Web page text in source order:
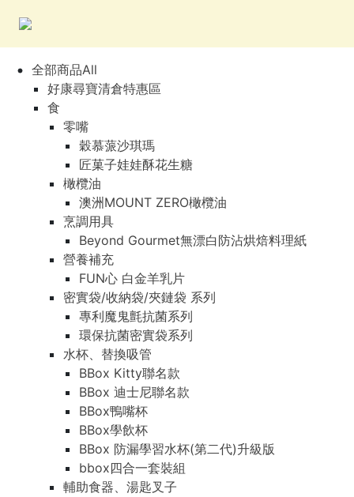
全部商品All
好康尋寶清倉特惠區
食
零嘴
穀慕蒎沙琪瑪
匠菓子娃娃酥花生糖
橄欖油
澳洲MOUNT ZERO橄欖油
烹調用具
Beyond Gourmet無漂白防沾烘焙料理紙
營養補充
FUN心 白金羊乳片
密實袋/收納袋/夾鏈袋 系列
專利魔鬼氈抗菌系列
環保抗菌密實袋系列
水杯、替換吸管
BBox Kitty聯名款
BBox 迪士尼聯名款
BBox鴨嘴杯
BBox學飲杯
BBox 防漏學習水杯(第二代)升級版
bbox四合一套裝組
輔助食器、湯匙叉子